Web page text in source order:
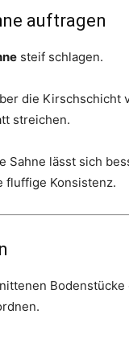
auftragen
steif schlagen.
die Kirschschicht
streichen.
Sahne lässt sich
fluffige Konsistenz.